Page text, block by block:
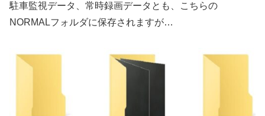
駐車監視データ、常時録画データとも、こちらの
NORMALフォルダに保存されますが…